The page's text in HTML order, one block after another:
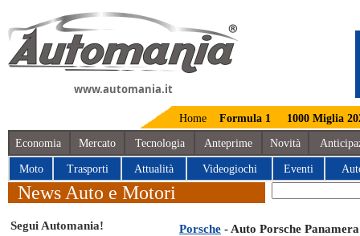
www.automania.it
Home Formula 1 1000 Miglia
Economia Mercato Tecnologia Anteprime Novità
Moto Trasporti Attualità Videogiochi Eventi
News Auto e Motori
Segui Automania! Porsche - Auto Porsche